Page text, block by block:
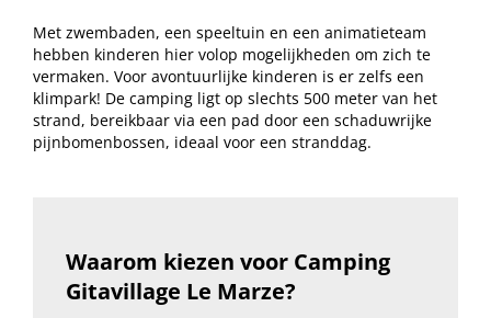
Met zwembaden, een speeltuin en een animatieteam
hebben kinderen hier volop mogelijkheden om zich te
vermaken. Voor avontuurlijke kinderen is er zelfs een
klimpark! De camping ligt op slechts 500 meter van het
strand, bereikbaar via een pad door een schaduwrijke
pijnbomenbossen, ideaal voor een stranddag.
Waarom kiezen voor Camping
Gitavillage Le Marze?